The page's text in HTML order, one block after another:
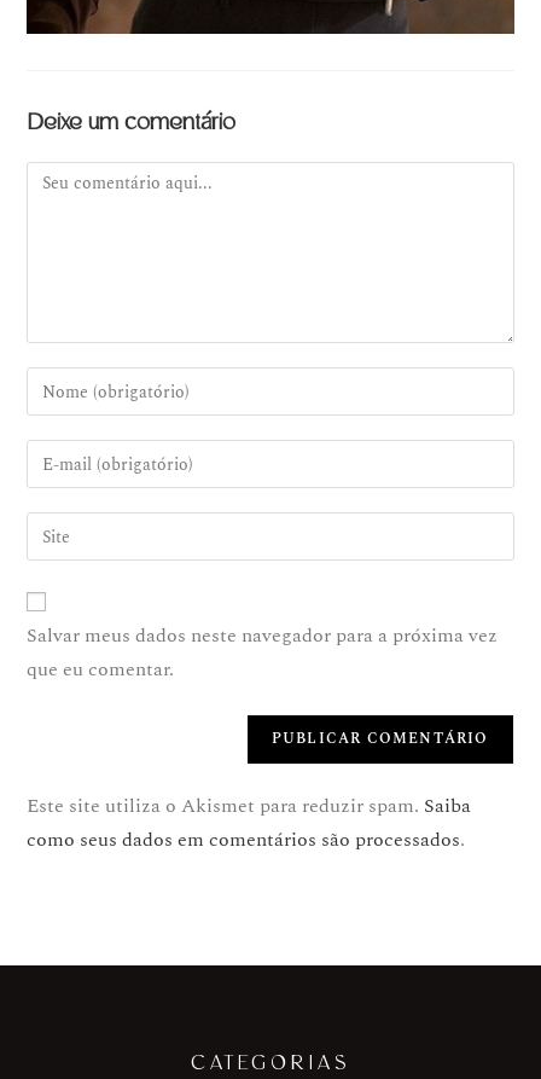
Deixe um comentário
Salvar meus dados neste navegador para a próxima vez
que eu comentar.
Este site utiliza o Akismet para reduzir spam. Saiba
como seus dados em comentários são processados.
CATEGORIAS